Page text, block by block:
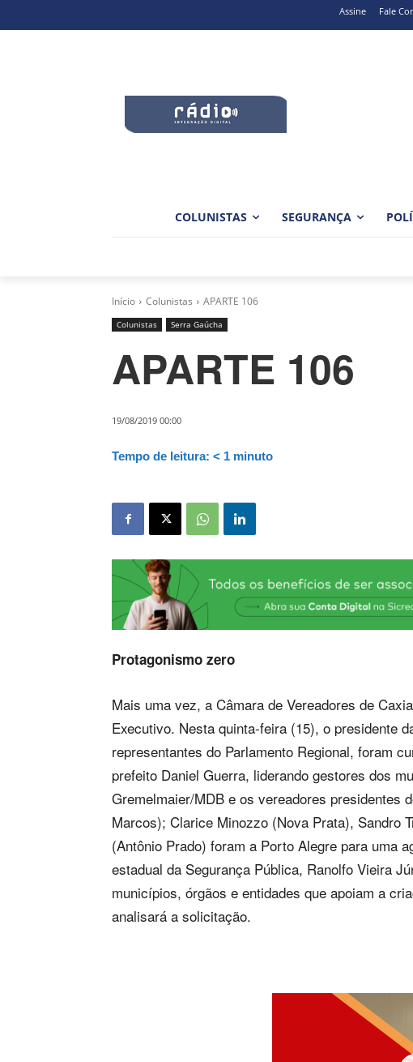
Assine Fale
COLUNISTAS SEGURANÇA
Início Colunistas APARTE 106
Colunistas Serra Gaúcha
APARTE 106
19/08/2019 00:00
Tempo de leitura: < 1 minuto
Protagonismo zero
Mais uma vez, a Câmara de Vereadores de
Executivo. Nesta quinta-feira (15), o presidente
representantes do Parlamento Regional, foram
prefeito Daniel Guerra, liderando gestores dos
Gremelmaier/MDB e os vereadores presidentes
Marcos); Clarice Minozzo (Nova Prata), Sandro
(Antônio Prado) foram a Porto Alegre para uma
estadual da Segurança Pública, Ranolfo Vieira
municípios, órgãos e entidades que apoiam a
analisará a solicitação.